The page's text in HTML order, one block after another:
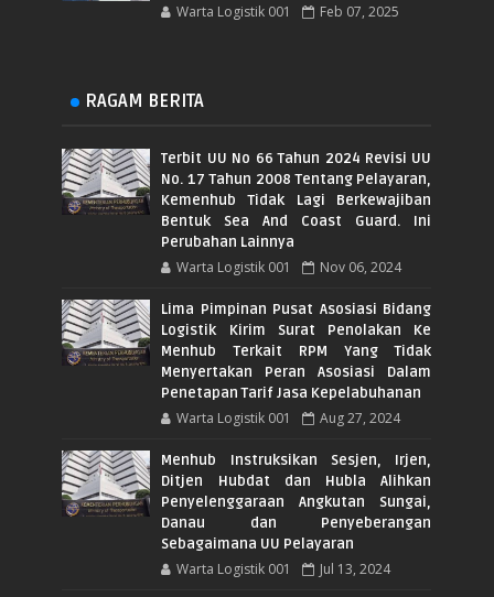
Warta Logistik 001 Feb 07, 2025
RAGAM BERITA
Terbit UU No 66 Tahun 2024 Revisi UU
No. 17 Tahun 2008 Tentang Pelayaran,
Kemenhub Tidak Lagi Berkewajiban
Bentuk Sea And Coast Guard. Ini
Perubahan Lainnya
Warta Logistik 001 Nov 06, 2024
Lima Pimpinan Pusat Asosiasi Bidang
Logistik Kirim Surat Penolakan Ke
Menhub Terkait RPM Yang Tidak
Menyertakan Peran Asosiasi Dalam
Penetapan Tarif Jasa Kepelabuhanan
Warta Logistik 001 Aug 27, 2024
Menhub Instruksikan Sesjen, Irjen,
Ditjen Hubdat dan Hubla Alihkan
Penyelenggaraan Angkutan Sungai,
Danau dan Penyeberangan
Sebagaimana UU Pelayaran
Warta Logistik 001 Jul 13, 2024